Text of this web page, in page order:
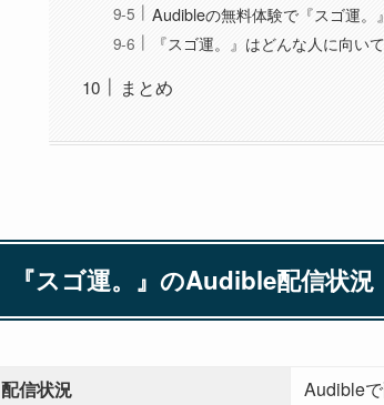
Audibleの無料体験で『スゴ運。
『スゴ運。』はどんな人に向い
まとめ
『スゴ運。』のAudible配信状況
配信状況
Audible